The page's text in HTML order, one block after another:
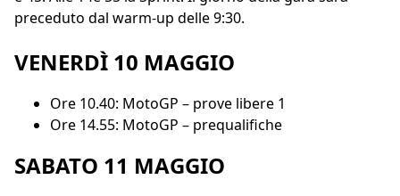
preceduto dal warm-up delle 9:30.
VENERDÌ 10 MAGGIO
Ore 10.40: MotoGP – prove libere 1
Ore 14.55: MotoGP – prequalifiche
SABATO 11 MAGGIO